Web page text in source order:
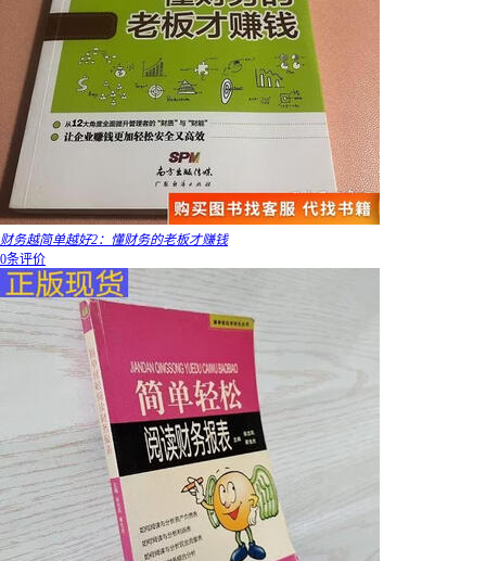
财务越简单越好2：懂财务的老板才赚钱
0条评价